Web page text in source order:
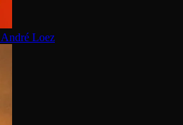
André Loez